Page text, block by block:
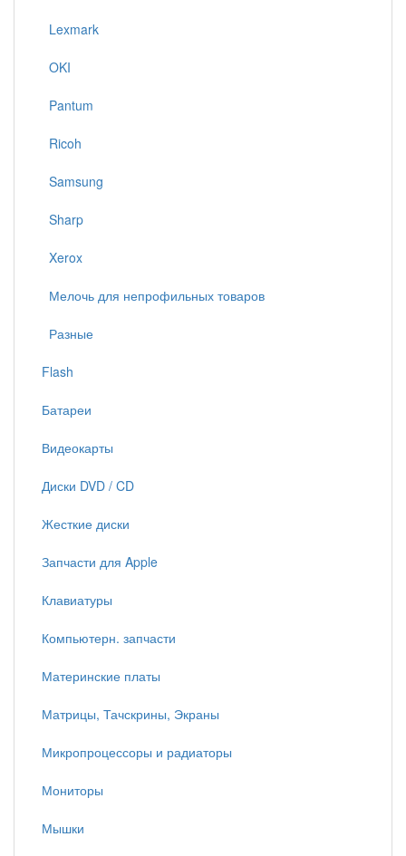
Lexmark
OKI
Pantum
Ricoh
Samsung
Sharp
Xerox
Мелочь для непрофильных товаров
Разные
Flash
Батареи
Видеокарты
Диски DVD / CD
Жесткие диски
Запчасти для Apple
Клавиатуры
Компьютерн. запчасти
Материнские платы
Матрицы, Тачскрины, Экраны
Микропроцессоры и радиаторы
Мониторы
Мышки